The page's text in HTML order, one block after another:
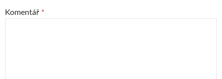
Komentář *